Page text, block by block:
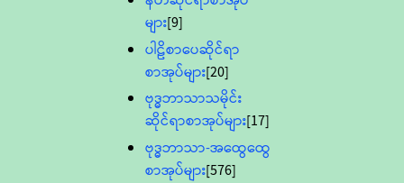
များ[9]
ပါဠိစာပေဆိုင်ရာ
စာအုပ်များ[20]
ဗုဒ္ဓဘာသာသမိုင်း
ဆိုင်ရာစာအုပ်များ[17]
ဗုဒ္ဓဘာသာ-အထွေထွေ
စာအုပ်များ[576]